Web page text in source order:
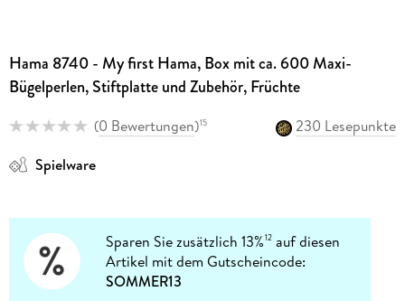
Hama 8740 - My first Hama, Box mit ca. 600 Maxi-
Bügelperlen, Stiftplatte und Zubehör, Früchte
(0 Bewertungen)15
230 Lesepunkte
Spielware
Sparen Sie zusätzlich 13%12 auf diesen
Artikel mit dem Gutscheincode:
SOMMER13